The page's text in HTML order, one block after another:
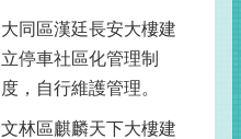
大同區漢廷長安大樓建
立停車社區化管理制
度，自行維護管理。
文林區麒麟天下大樓建